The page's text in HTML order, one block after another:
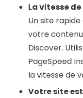
La vitesse
Un site
votre
Discover.
PageSpeed
la vitesse de
Votre site